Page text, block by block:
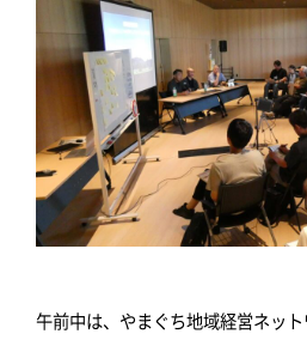
午前中は、やまぐち地域経営ネッ